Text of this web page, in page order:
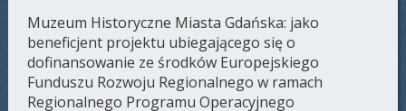
Muzeum Historyczne Miasta Gdańska: jako
beneficjent projektu ubiegającego się o
dofinansowanie ze środków Europejskiego
Funduszu Rozwoju Regionalnego w ramach
Regionalnego Programu Operacyjnego